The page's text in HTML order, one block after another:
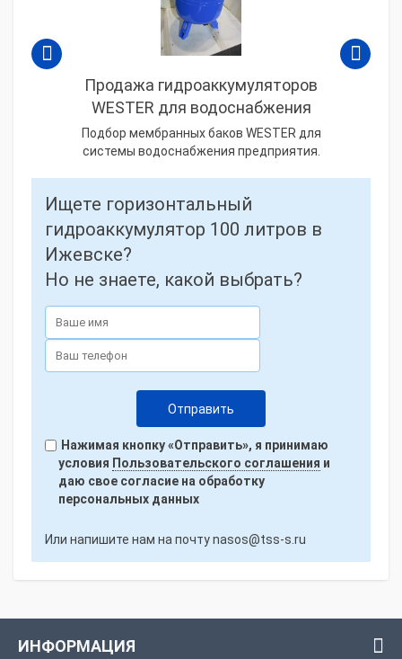
Продажа гидроаккумуляторов
WESTER для водоснабжения
Подбор мембранных баков WESTER для
системы водоснабжения предприятия.
Ищете горизонтальный
гидроаккумулятор 100 литров в
Ижевске?
Но не знаете, какой выбрать?
Нажимая кнопку «Отправить», я принимаю
условия Пользовательского соглашения и
даю свое согласие на обработку
персональных данных
Или напишите нам на почтуnasos@tss-s.ru
ИНФОРМАЦИЯ